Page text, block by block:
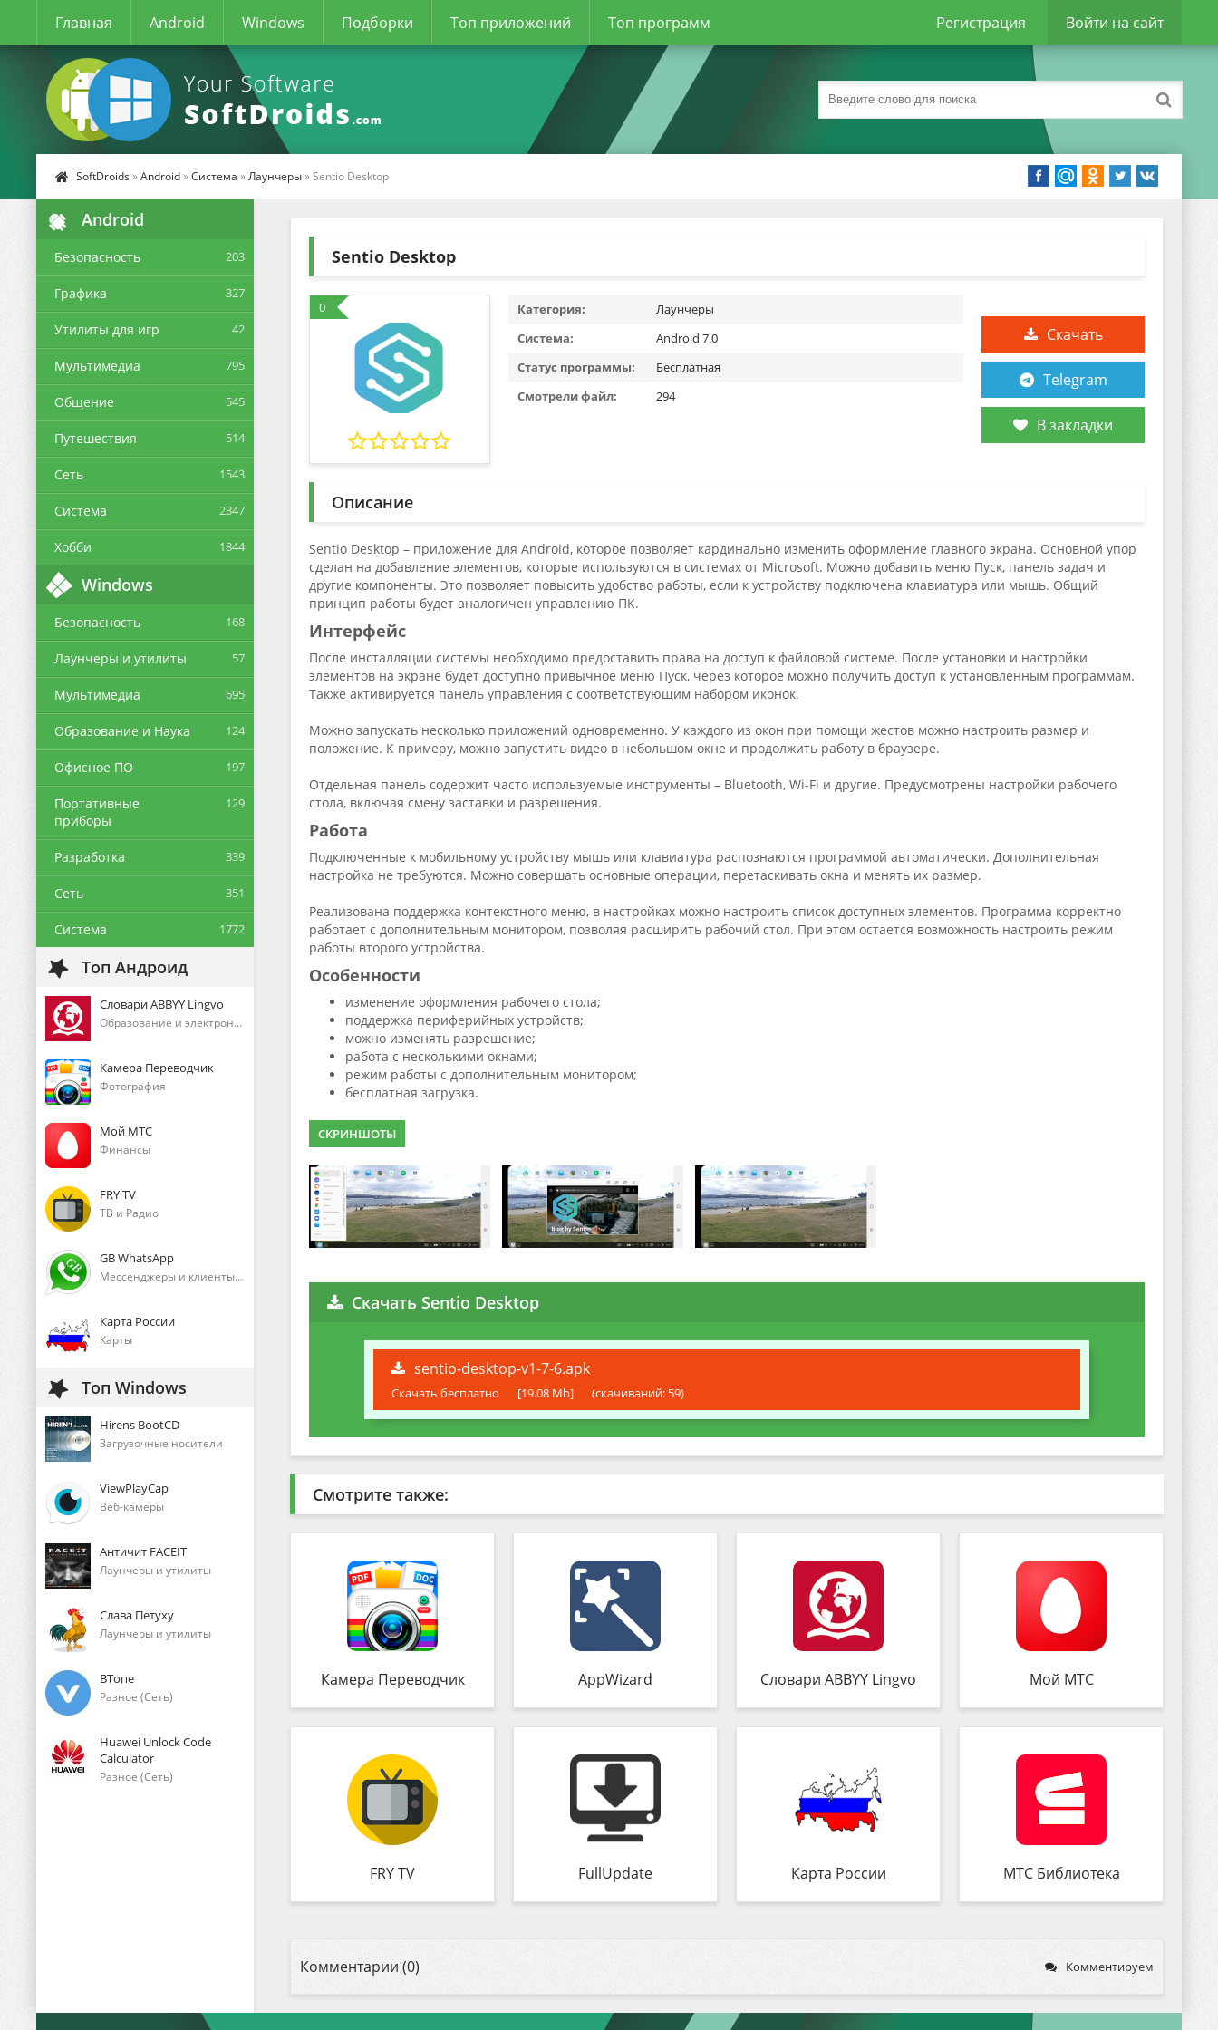
Главная Android Windows Подборки Топ приложений Топ программ Регистрация Войти на сайт
SoftDroids »Android»Система »Лаунчеры» Sentio Desktop
Android
Безопасность 203
Графика 327
Утилиты для игр 42
Мультимедиа 795
Общение 545
Путешествия 514
Сеть 1543
Система 2347
Хобби 1844
Windows
Безопасность 168
Лаунчеры и утилиты 57
Мультимедиа 695
Образование и Наука 124
Офисное ПО 197
Портативные
приборы
129
Разработка 339
Сеть 351
Система 1772
Топ Андроид
Словари ABBYY Lingvo
Образование и электронные книги
Камера Переводчик
Фотография
Мой МТС
Финансы
FRY TV
ТВ и Радио
GB WhatsApp
Мессенджеры и клиенты голосового общения
Карта России
Карты
Топ Windows
Hirens BootCD
Загрузочные носители
ViewPlayCap
Веб-камеры
Античит FACEIT
Лаунчеры и утилиты
Слава Петуху
Лаунчеры и утилиты
ВТопе
Разное (Сеть)
Huawei Unlock Code
Calculator
Разное (Сеть)
Sentio Desktop
0
Скачать
Telegram
В закладки
Категория:
Лаунчеры
Система:
Android 7.0
Статус программы:
Бесплатная
Смотрели файл:
294
Описание
Sentio Desktop – приложение для Android, которое позволяет кардинально изменить оформление главного экрана. Основной упор
сделан на добавление элементов, которые используются в системах от Microsoft. Можно добавить меню Пуск, панель задач и
другие компоненты. Это позволяет повысить удобство работы, если к устройству подключена клавиатура или мышь. Общий
принцип работы будет аналогичен управлению ПК.
Интерфейс
После инсталляции системы необходимо предоставить права на доступ к файловой системе. После установки и настройки
элементов на экране будет доступно привычное меню Пуск, через которое можно получить доступ к установленным программам.
Также активируется панель управления с соответствующим набором иконок.
Можно запускать несколько приложений одновременно. У каждого из окон при помощи жестов можно настроить размер и
положение. К примеру, можно запустить видео в небольшом окне и продолжить работу в браузере.
Отдельная панель содержит часто используемые инструменты – Bluetooth, Wi-Fi и другие. Предусмотрены настройки рабочего
стола, включая смену заставки и разрешения.
Работа
Подключенные к мобильному устройству мышь или клавиатура распознаются программой автоматически. Дополнительная
настройка не требуются. Можно совершать основные операции, перетаскивать окна и менять их размер.
Реализована поддержка контекстного меню, в настройках можно настроить список доступных элементов. Программа корректно
работает с дополнительным монитором, позволяя расширить рабочий стол. При этом остается возможность настроить режим
работы второго устройства.
Особенности
изменение оформления рабочего стола;
поддержка периферийных устройств;
можно изменять разрешение;
работа с несколькими окнами;
режим работы с дополнительным монитором;
бесплатная загрузка.
СКРИНШОТЫ
Скачать Sentio Desktop
sentio-desktop-v1-7-6.apk
Скачать бесплатно [19.08 Mb] (cкачиваний: 59)
Смотрите также:
Камера Переводчик AppWizard Словари ABBYY Lingvo Мой МТС
FRY TV FullUpdate Карта России МТС Библиотека
Комментарии (0) Комментируем